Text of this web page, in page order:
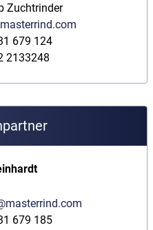
Zuchtrinder
679 124
2133248
679 185